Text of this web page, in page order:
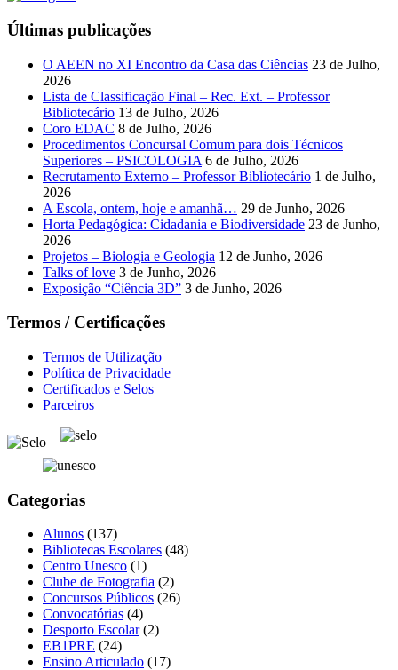
Últimas publicações
O AEEN no XI Encontro da Casa das Ciências 23 de Julho,
2026
Lista de Classificação Final – Rec. Ext. – Professor
Bibliotecário 13 de Julho, 2026
Coro EDAC 8 de Julho, 2026
Procedimentos Concursal Comum para dois Técnicos
Superiores – PSICOLOGIA 6 de Julho, 2026
Recrutamento Externo – Professor Bibliotecário 1 de Julho,
2026
A Escola, ontem, hoje e amanhã… 29 de Junho, 2026
Horta Pedagógica: Cidadania e Biodiversidade 23 de Junho,
2026
Projetos – Biologia e Geologia 12 de Junho, 2026
Talks of love 3 de Junho, 2026
Exposição “Ciência 3D” 3 de Junho, 2026
Termos / Certificações
Termos de Utilização
Política de Privacidade
Certificados e Selos
Parceiros
Categorias
Alunos (137)
Bibliotecas Escolares (48)
Centro Unesco (1)
Clube de Fotografia (2)
Concursos Públicos (26)
Convocatórias (4)
Desporto Escolar(2)
EB1PRE (24)
Ensino Articulado (17)